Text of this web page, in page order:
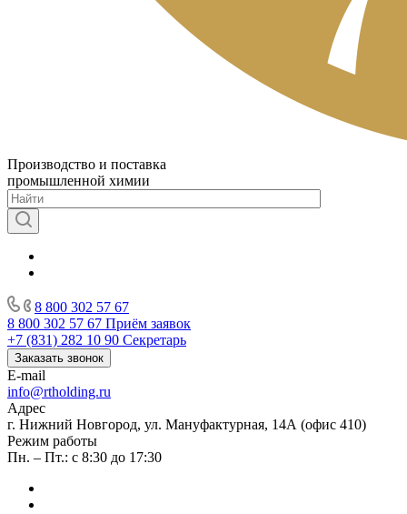
Производство и поставка
промышленной химии
8 800 302 57 67
8 800 302 57 67 Приём заявок
+7 (831) 282 10 90 Секретарь
Заказать звонок
E-mail
info@rtholding.ru
Адрес
г. Нижний Новгород, ул. Мануфактурная, 14А (офис 410)
Режим работы
Пн. – Пт.: с 8:30 до 17:30